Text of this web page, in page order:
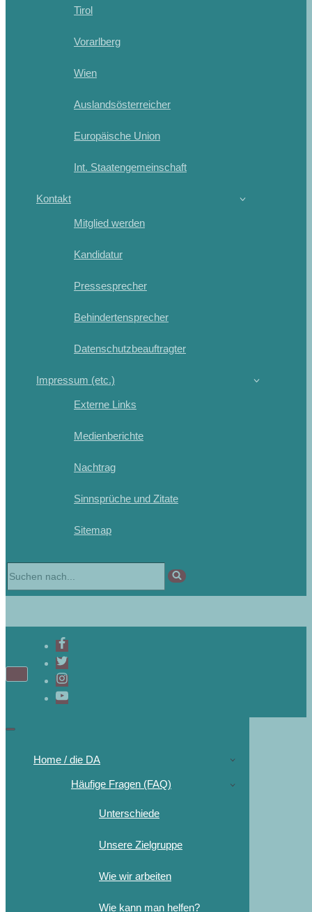
Tirol
Vorarlberg
Wien
Auslandsösterreicher
Europäische Union
Int. Staatengemeinschaft
Kontakt
Mitglied werden
Kandidatur
Pressesprecher
Behindertensprecher
Datenschutzbeauftragter
Impressum (etc.)
Externe Links
Medienberichte
Nachtrag
Sinnsprüche und Zitate
Sitemap
Home / die DA
Häufige Fragen (FAQ)
Unterschiede
Unsere Zielgruppe
Wie wir arbeiten
Wie kann man helfen?